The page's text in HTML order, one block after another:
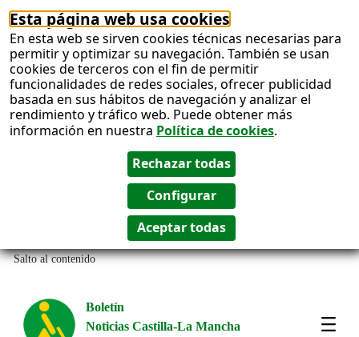
Esta página web usa cookies
En esta web se sirven cookies técnicas necesarias para
permitir y optimizar su navegación. También se usan
cookies de terceros con el fin de permitir
funcionalidades de redes sociales, ofrecer publicidad
basada en sus hábitos de navegación y analizar el
rendimiento y tráfico web. Puede obtener más
información en nuestra Política de cookies.
Salto al contenido
Boletín
Noticias Castilla-La Mancha